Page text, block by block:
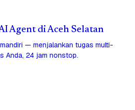
Agent di Aceh Selatan
— menjalankan tugas multi-
Anda, 24 jam nonstop.